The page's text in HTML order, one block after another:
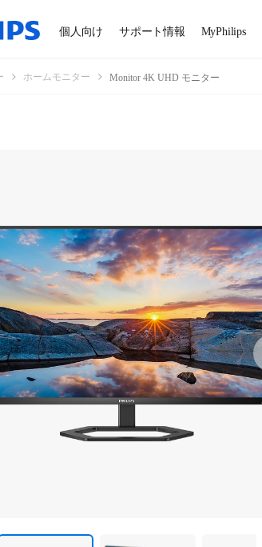
個人向け サポート情報 MyPhilips
ホームモニター Monitor 4K UHD モニター